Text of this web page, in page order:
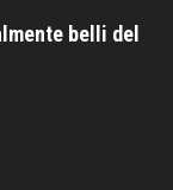
belli del